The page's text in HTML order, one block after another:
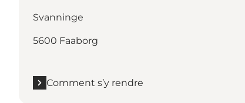
Svanninge
5600 Faaborg
Comment s’y rendre